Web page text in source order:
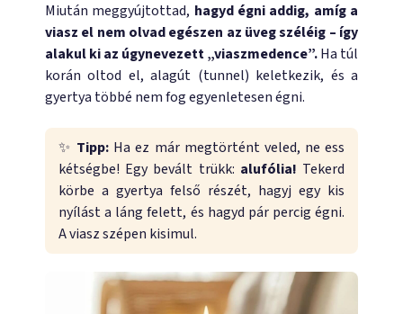
Miután meggyújtottad, hagyd égni addig, amíg a
viasz el nem olvad egészen az üveg széléig – így
alakul ki az úgynevezett „viaszmedence”.Ha túl
korán oltod el, alagút (tunnel) keletkezik, és a
gyertya többé nem fog egyenletesen égni.
✨ Tipp: Ha ez már megtörtént veled, ne ess
kétségbe! Egy bevált trükk: alufólia! Tekerd
körbe a gyertya felső részét, hagyj egy kis
nyílást a láng felett, és hagyd pár percig égni.
A viasz szépen kisimul.